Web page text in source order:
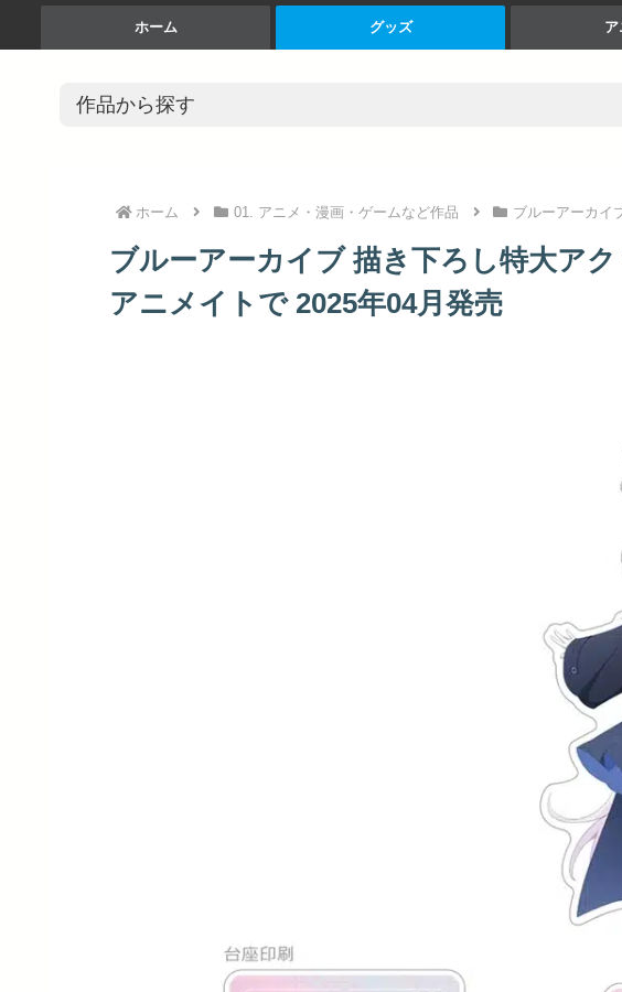
ホーム グッズ ア
ホーム 01. アニメ・漫画・ゲームなど作品 ブルーアーカイ
ブルーアーカイブ 描き下ろし特大ア
アニメイトで 2025年04月発売